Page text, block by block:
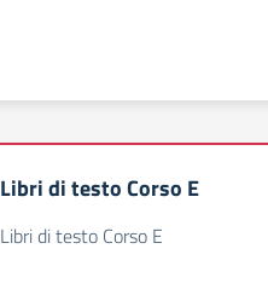
Libri di testo Corso E
Libri di testo Corso E